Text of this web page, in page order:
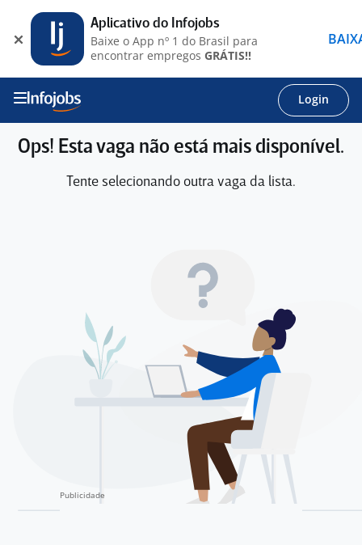
Login
Ops! Esta vaga não está mais disponível.
Tente selecionando outra vaga da lista.
Aplicativo do Infojobs
Baixe o App nº 1 do Brasil para
encontrar empregos GRÁTIS!!